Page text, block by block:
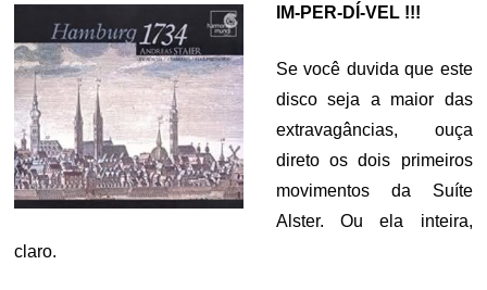
IM-PER-DÍ-VEL !!!
Se você duvida que este
disco seja a maior das
extravagâncias, ouça
direto os dois primeiros
movimentos da Suíte
Alster. Ou ela inteira,
claro.